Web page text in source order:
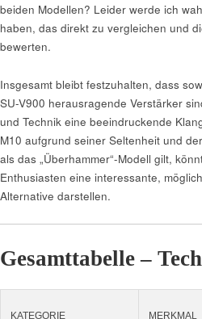
beiden Modellen? Leider werde ich
haben, das direkt zu vergleichen und
bewerten.
Insgesamt bleibt festzuhalten, dass
SU-V900 herausragende Verstärker
und Technik eine beeindruckende
M10 aufgrund seiner Seltenheit und
als das „Überhammer“-Modell gilt,
Enthusiasten eine interessante,
Alternative darstellen.
Gesamttabelle –
KATEGORIE MERKMAL